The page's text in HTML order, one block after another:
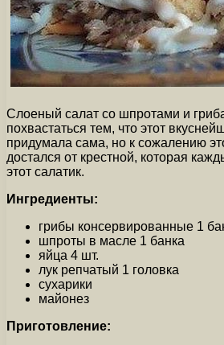
Слоеный салат со шпротами и
похвастаться тем, что этот
придумала сама, но к сожалению
достался от крестной, которая
этот салатик.
Ингредиенты:
грибы консервированные 1
шпроты в масле 1 банка
яйца 4 шт.
лук репчатый 1 головка
сухарики
майонез
Приготовление: